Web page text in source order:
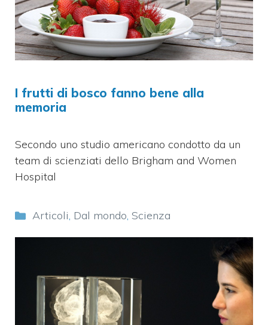
I frutti di bosco fanno bene alla
memoria
Secondo uno studio americano condotto da un
team di scienziati dello Brigham and Women
Hospital
Categorie
Articoli, Dal mondo, Scienza